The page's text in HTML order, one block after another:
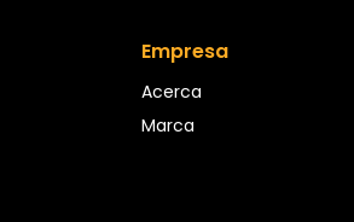
Empresa
Acerca
Marca